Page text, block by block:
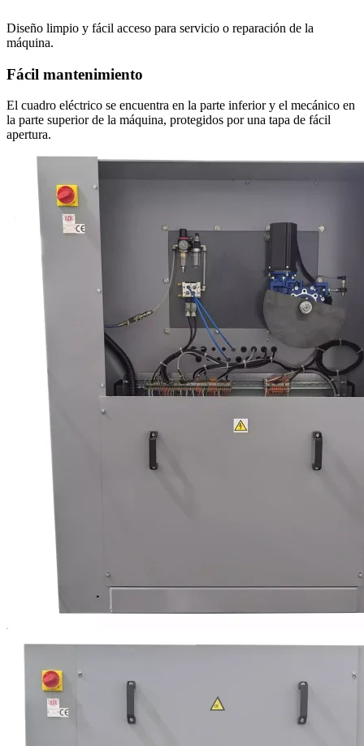
Diseño limpio y fácil acceso para servicio o reparación de la
máquina.
Fácil mantenimiento
El cuadro eléctrico se encuentra en la parte inferior y el mecánico en
la parte superior de la máquina, protegidos por una tapa de fácil
apertura.